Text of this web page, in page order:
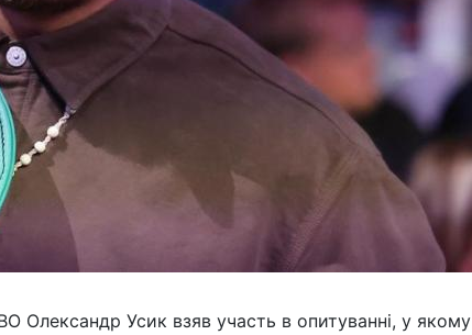
Олександр Усик взяв участь в опитуванні, у якому